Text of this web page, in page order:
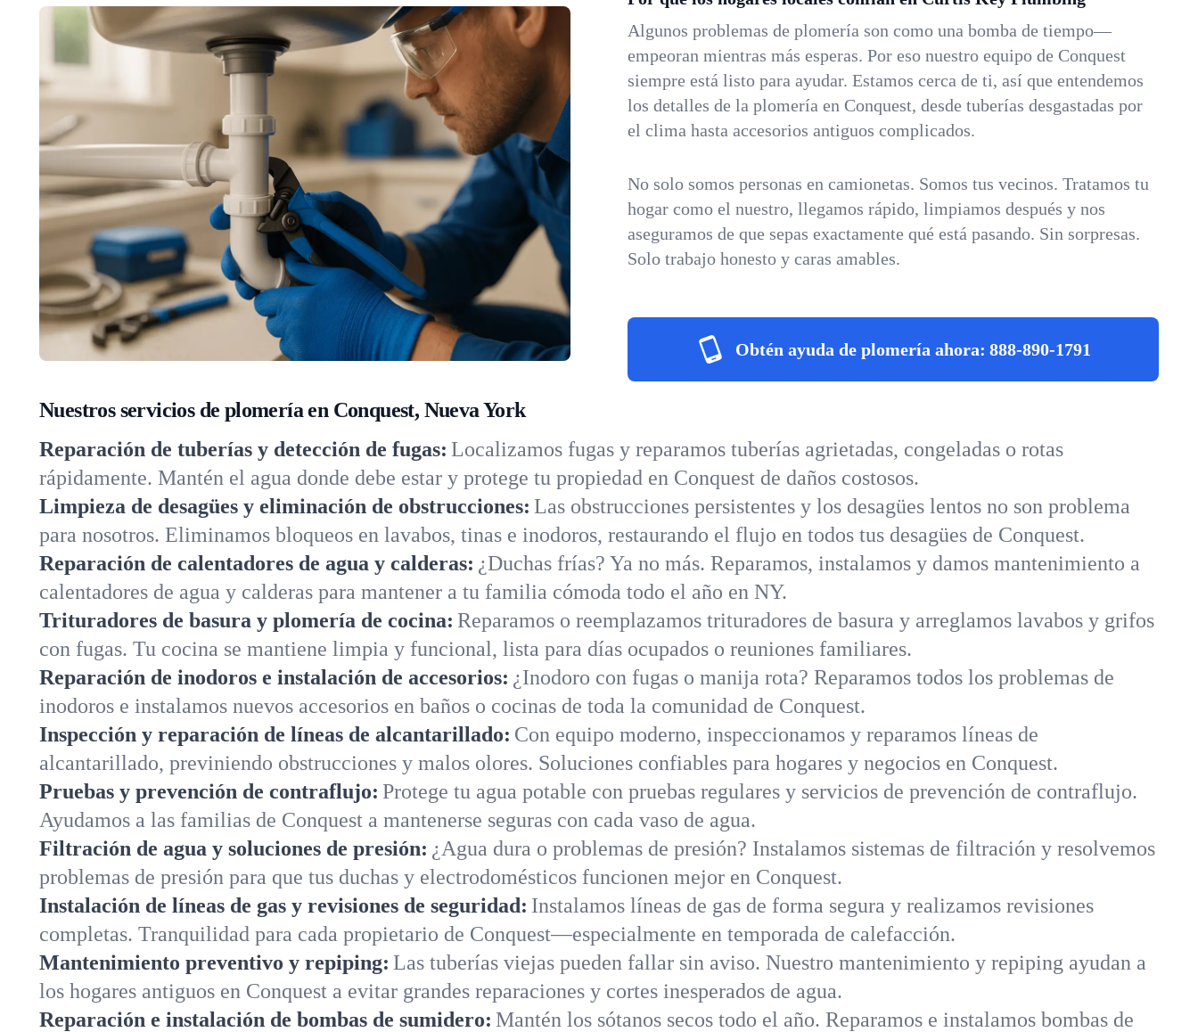
Algunos problemas de plomería son como una bomba de tiempo—
empeoran mientras más esperas. Por eso nuestro equipo de Conquest
siempre está listo para ayudar. Estamos cerca de ti, así que entendemos
los detalles de la plomería en Conquest, desde tuberías desgastadas por
el clima hasta accesorios antiguos complicados.
No solo somos personas en camionetas. Somos tus vecinos. Tratamos tu
hogar como el nuestro, llegamos rápido, limpiamos después y nos
aseguramos de que sepas exactamente qué está pasando. Sin sorpresas.
Solo trabajo honesto y caras amables.
Obtén ayuda de plomería ahora: 888-890-1791
Nuestros servicios de plomería en Conquest, Nueva York
Reparación de tuberías y detección de fugas: Localizamos fugas y reparamos tuberías agrietadas, congeladas o rotas
rápidamente. Mantén el agua donde debe estar y protege tu propiedad en Conquest de daños costosos.
Limpieza de desagües y eliminación de obstrucciones: Las obstrucciones persistentes y los desagües lentos no son problema
para nosotros. Eliminamos bloqueos en lavabos, tinas e inodoros, restaurando el flujo en todos tus desagües de Conquest.
Reparación de calentadores de agua y calderas: ¿Duchas frías? Ya no más. Reparamos, instalamos y damos mantenimiento a
calentadores de agua y calderas para mantener a tu familia cómoda todo el año en NY.
Trituradores de basura y plomería de cocina: Reparamos o reemplazamos trituradores de basura y arreglamos lavabos y grifos
con fugas. Tu cocina se mantiene limpia y funcional, lista para días ocupados o reuniones familiares.
Reparación de inodoros e instalación de accesorios: ¿Inodoro con fugas o manija rota? Reparamos todos los problemas de
inodoros e instalamos nuevos accesorios en baños o cocinas de toda la comunidad de Conquest.
Inspección y reparación de líneas de alcantarillado: Con equipo moderno, inspeccionamos y reparamos líneas de
alcantarillado, previniendo obstrucciones y malos olores. Soluciones confiables para hogares y negocios en Conquest.
Pruebas y prevención de contraflujo: Protege tu agua potable con pruebas regulares y servicios de prevención de contraflujo.
Ayudamos a las familias de Conquest a mantenerse seguras con cada vaso de agua.
Filtración de agua y soluciones de presión: ¿Agua dura o problemas de presión? Instalamos sistemas de filtración y resolvemos
problemas de presión para que tus duchas y electrodomésticos funcionen mejor en Conquest.
Instalación de líneas de gas y revisiones de seguridad: Instalamos líneas de gas de forma segura y realizamos revisiones
completas. Tranquilidad para cada propietario de Conquest—especialmente en temporada de calefacción.
Mantenimiento preventivo y repiping: Las tuberías viejas pueden fallar sin aviso. Nuestro mantenimiento y repiping ayudan a
los hogares antiguos en Conquest a evitar grandes reparaciones y cortes inesperados de agua.
Reparación e instalación de bombas de sumidero: Mantén los sótanos secos todo el año. Reparamos e instalamos bombas de